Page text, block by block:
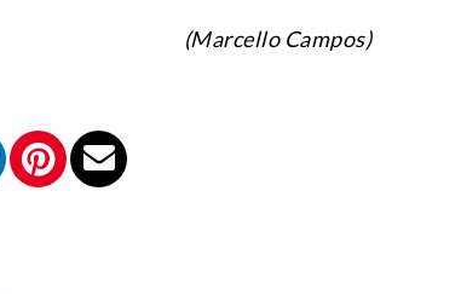
(Marcello Campos)